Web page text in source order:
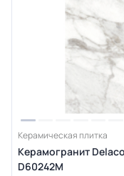
Керамическая плитка
Керамогранит
D60242M